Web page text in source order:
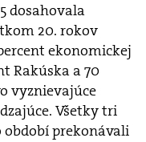
dosahovala
20. rokov
ekonomickej
Rakúska a 70
vyznievajúce
Všetky tri
prekonávali